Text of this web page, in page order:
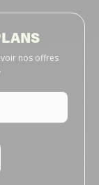
nos offres